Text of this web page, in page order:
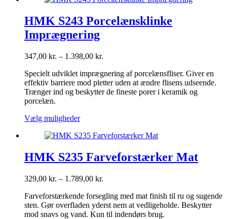
varianter.
Mulighederne
kan
på
HMK S243 Porcelænsklinke
Imprægnering
347,00 kr. – 1.398,00 kr.
til
1.398,00 kr.
Specielt udviklet imprægnering af porcelænsfliser. Giver en
effektiv barriere mod pletter uden at ændre flisens udseende.
Trænger ind og beskytter de fineste porer i keramik og
porcelæn.
Vælg mulighederDette
har
varianter.
Mulighederne
vælges
varesiden
HMK S235 Farveforstærker Mat
329,00 kr. – 1.789,00 kr.
til
1.789,00 kr.
Farveforstærkende forsegling med mat finish til ru og sugende
sten. Gør overfladen yderst nem at vedligeholde. Beskytter
mod snavs og vand. Kun til indendørs brug.